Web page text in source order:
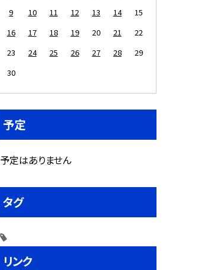
9
10 11 12 13 14
15
16
17 18 19 20 21
22
23
24 25 26 27 28
29
30
予定
予定はありません
タグ
リンク